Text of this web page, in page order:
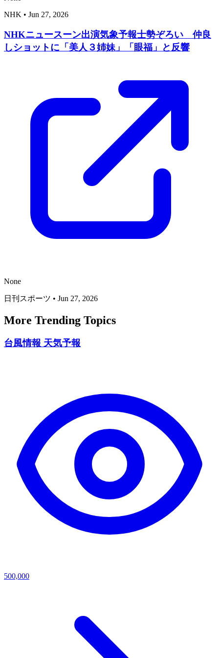
NHK • Jun 27, 2026
NHKニュースーン出演気象予報士勢ぞろい 仲良
しショットに「美人３姉妹」「眼福」と反響
None
日刊スポーツ • Jun 27, 2026
More Trending Topics
台風情報 天気予報
500,000